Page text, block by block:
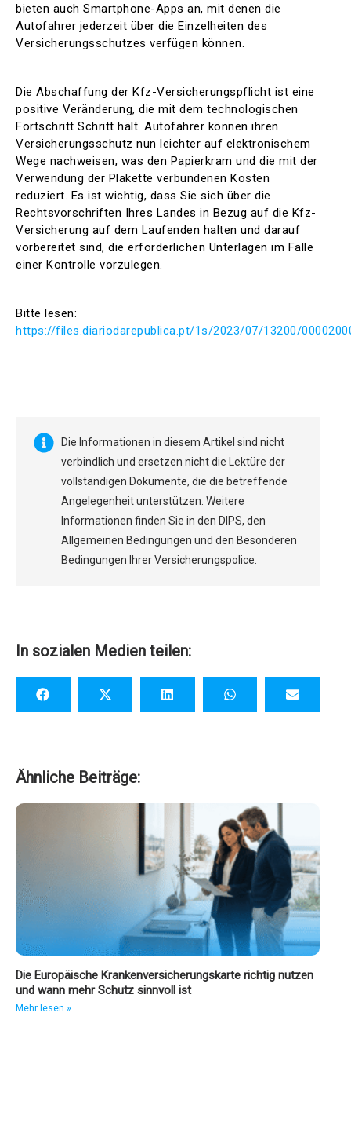
bieten auch Smartphone-Apps an, mit denen die
Autofahrer jederzeit über die Einzelheiten des
Versicherungsschutzes verfügen können.
Die Abschaffung der Kfz-Versicherungspflicht ist eine
positive Veränderung, die mit dem technologischen
Fortschritt Schritt hält. Autofahrer können ihren
Versicherungsschutz nun leichter auf elektronischem
Wege nachweisen, was den Papierkram und die mit der
Verwendung der Plakette verbundenen Kosten
reduziert. Es ist wichtig, dass Sie sich über die
Rechtsvorschriften Ihres Landes in Bezug auf die Kfz-
Versicherung auf dem Laufenden halten und darauf
vorbereitet sind, die erforderlichen Unterlagen im Falle
einer Kontrolle vorzulegen.
Bitte lesen:
https://files.diariodarepublica.pt/1s/2023/07/13200/
Die Informationen in diesem Artikel sind nicht
verbindlich und ersetzen nicht die Lektüre der
vollständigen Dokumente, die die betreffende
Angelegenheit unterstützen. Weitere
Informationen finden Sie in den DIPS, den
Allgemeinen Bedingungen und den Besonderen
Bedingungen Ihrer Versicherungspolice.
In sozialen Medien teilen:
Ähnliche Beiträge:
Die Europäische Krankenversicherungskarte richtig nutzen
und wann mehr Schutz sinnvoll ist
Mehr lesen »